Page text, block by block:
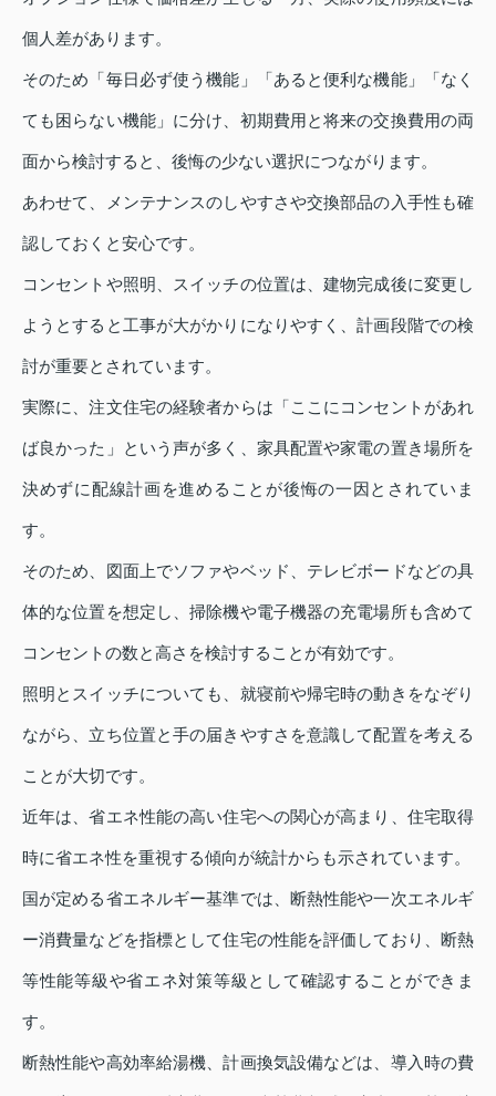
個人差があります。
そのため「毎日必ず使う機能」「あると便利な機能」「なく
ても困らない機能」に分け、初期費用と将来の交換費用の両
面から検討すると、後悔の少ない選択につながります。
あわせて、メンテナンスのしやすさや交換部品の入手性も確
認しておくと安心です。
コンセントや照明、スイッチの位置は、建物完成後に変更し
ようとすると工事が大がかりになりやすく、計画段階での検
討が重要とされています。
実際に、注文住宅の経験者からは「ここにコンセントがあれ
ば良かった」という声が多く、家具配置や家電の置き場所を
決めずに配線計画を進めることが後悔の一因とされていま
す。
そのため、図面上でソファやベッド、テレビボードなどの具
体的な位置を想定し、掃除機や電子機器の充電場所も含めて
コンセントの数と高さを検討することが有効です。
照明とスイッチについても、就寝前や帰宅時の動きをなぞり
ながら、立ち位置と手の届きやすさを意識して配置を考える
ことが大切です。
近年は、省エネ性能の高い住宅への関心が高まり、住宅取得
時に省エネ性を重視する傾向が統計からも示されています。
国が定める省エネルギー基準では、断熱性能や一次エネルギ
ー消費量などを指標として住宅の性能を評価しており、断熱
等性能等級や省エネ対策等級として確認することができま
す。
断熱性能や高効率給湯機、計画換気設備などは、導入時の費